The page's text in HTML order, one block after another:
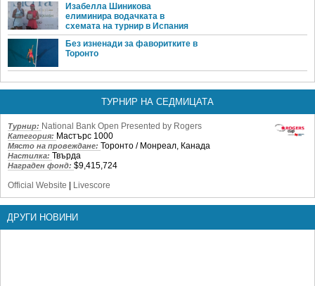
Изабелла Шиникова
елиминира водачката в
схемата на турнир в Испания
Без изненади за фаворитките в
Торонто
ТУРНИР НА СЕДМИЦАТА
Турнир: National Bank Open Presented by Rogers
Категория: Мастърс 1000
Място на провеждане: Торонто / Монреал, Канада
Настилка: Твърда
Награден фонд: $9,415,724
Official Website
Livescore
ДРУГИ НОВИНИ